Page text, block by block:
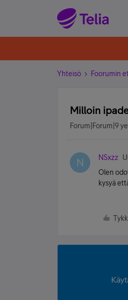
Yhteisö Foorumin
Milloin
Forum|Forum|9
N NSxzz
Olen
kysyä